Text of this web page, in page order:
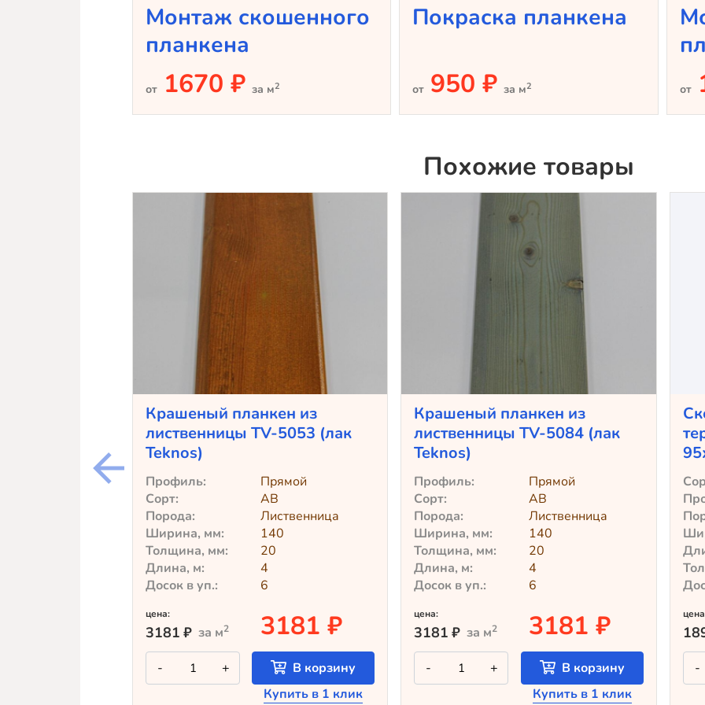
Монтаж скошенного
планкена
от 1670 ₽ за м2
Покраска планкена
от 950 ₽ за м2 от
Похожие товары
Крашеный планкен из
лиственницы TV-5053 (лак
Teknos)
Профиль:
Прямой
Сорт:
АВ
Порода:
Лиственница
Ширина, мм:
140
Толщина, мм:
20
Длина, м:
4
Досок в уп.:
6
цена:
3181 ₽ за м2 3181 ₽
-
Количество
товара
Крашеный
+
В корзину
Купить в 1 клик
Крашеный планкен из
лиственницы TV-5084 (лак
Teknos)
Профиль:
Прямой
Сорт:
АВ
Порода:
Лиственница
Ширина, мм:
140
Толщина, мм:
20
Длина, м:
4
Досок в уп.:
6
цена:
3181 ₽ за м2 3181 ₽
-
Количество
товара
Крашеный
+
В корзину
Купить в 1 клик
-